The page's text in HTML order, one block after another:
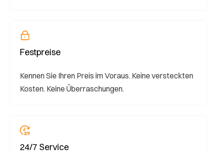
Festpreise
Kennen Sie Ihren Preis im Voraus. Keine versteckten
Kosten. Keine Überraschungen.
24/7 Service